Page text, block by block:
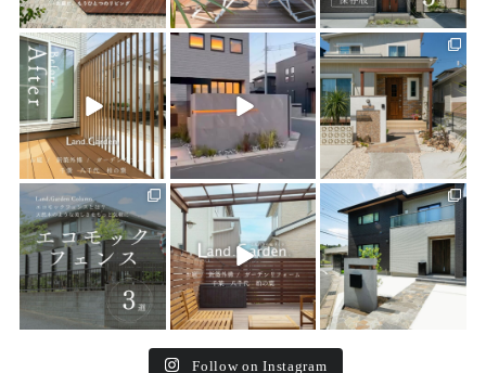
land_garden
22 0
land_garden
0
land_garden
25 0
land_garden
15 0
land_garden
32 0
land_garden
24 0
Follow on Instagram